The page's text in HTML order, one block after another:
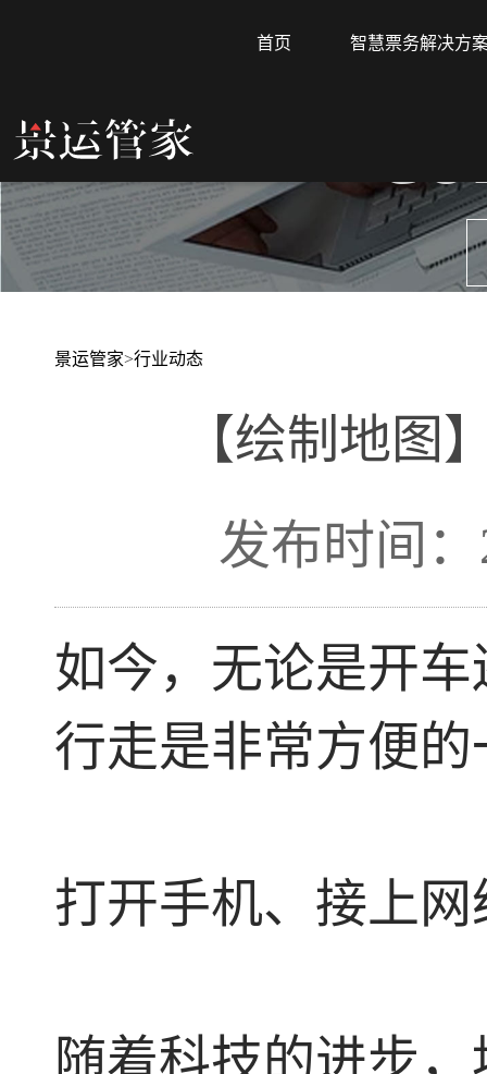
首页 智慧票务解决方
景运管家>行业动态
【绘制地图
发布时间：
如今，无论是开
行走是非常方便
打开手机、接上
随着科技的进步